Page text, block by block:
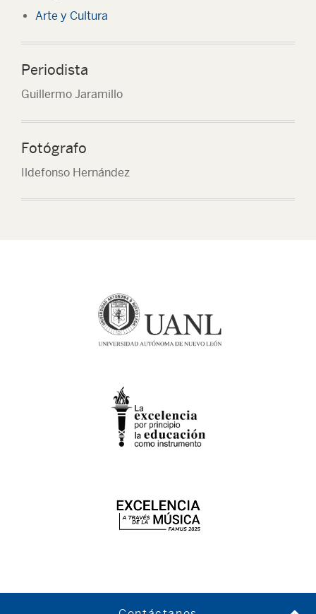
Arte y Cultura
Periodista
Guillermo Jaramillo
Fotógrafo
Ildefonso Hernández